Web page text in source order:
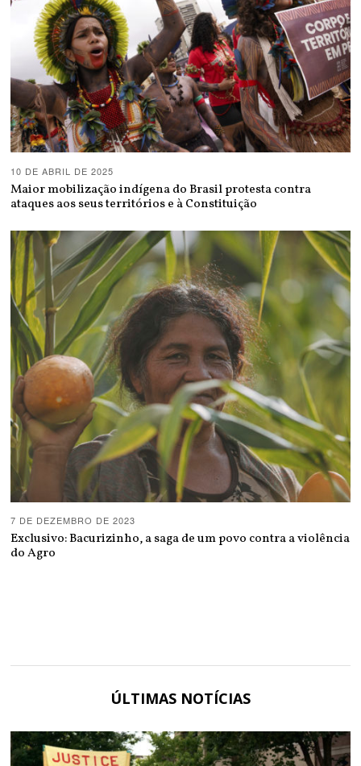
10 DE ABRIL DE 2025
Maior mobilização indígena do Brasil protesta contra
ataques aos seus territórios e à Constituição
7 DE DEZEMBRO DE 2023
Exclusivo: Bacurizinho, a saga de um povo contra a violência
do Agro
ÚLTIMAS NOTÍCIAS